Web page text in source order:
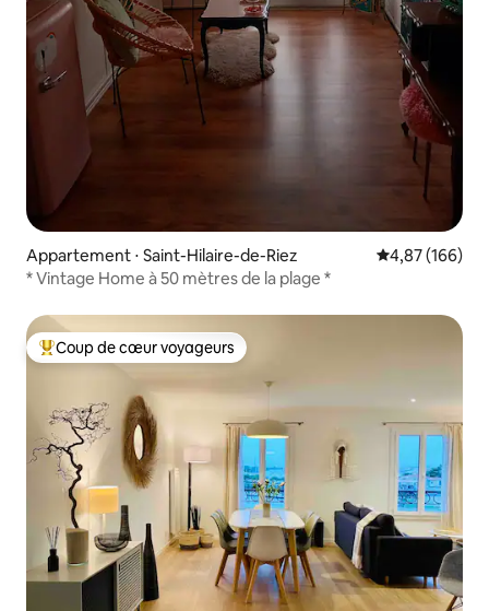
Appartement ⋅ Saint-Hilaire-de-Riez Évaluation
4,87 (166)
* Vintage Home à 50 mètres de la plage *
Coups de cœur voyageurs les plus appréciés
Coup de cœur voyageurs